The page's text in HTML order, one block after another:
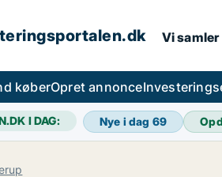
Vi
køberOpret annonce
I DAG: Nye i dag 69